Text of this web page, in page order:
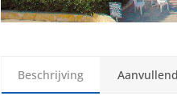
Beschrijving